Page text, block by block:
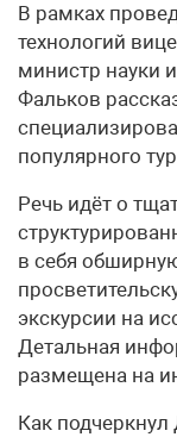
В рамках
технологий
министр науки
Фальков
популярного
Речь идёт о
в себя
экскурсии на
Детальная
размещена на
Как